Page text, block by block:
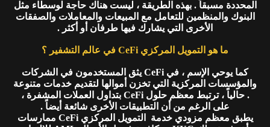
المحددة مسبقاً . بهذه الطريقة ، ليست هناك حاجة لوسطاء مثل
البنوك والمنظمين للتعامل مع المبيعات والمعاملات والصفقات
الأخرى التي يشارك فيها طرفان أو أكثر .
ما هو التمويل المركزي CeFi في عالم التشفير ؟
كما يوحي الإسم ، في CeFi يثق المستخدمون في الشركات
والمؤسسات المركزية التي تخزن أموالها لتقديم خدمات متنوعة
. حالياً ، ترتبط معظم حلول CeFi بتداول العملات المشفرة ،
على الرغم من أن التطبيقات الأخرى شائعة أيضاً .
يطبق معظم مزودي خدمة التمويل المركزي CeFi ممارسات